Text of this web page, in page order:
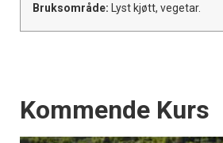
Bruksområde: Lyst kjøtt, vegetar.
Events
Kommende Kurs